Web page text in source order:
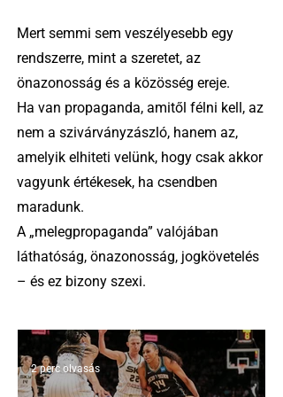
Mert semmi sem veszélyesebb egy
rendszerre, mint a szeretet, az
önazonosság és a közösség ereje.
Ha van propaganda, amitől félni kell, az
nem a szivárványzászló, hanem az,
amelyik elhiteti velünk, hogy csak akkor
vagyunk értékesek, ha csendben
maradunk.
A „melegpropaganda” valójában
láthatóság, önazonosság, jogkövetelés
– és ez bizony szexi.
2 perc olvasás